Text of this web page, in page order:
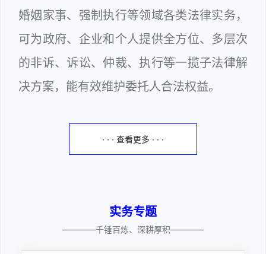
婚姻家事、强制执行等领域各类法律实务，
可为政府、企业和个人提供全方位、多层次
的非诉、诉讼、仲裁、执行等一揽子法律解
决方案，能有效维护委托人合法权益。
· · · 查看更多 · · ·
实务专题
————千锤百炼、深耕厚积————